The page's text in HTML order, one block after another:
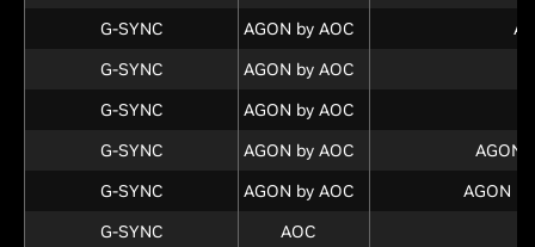
G-SYNC
AGON by AOC
G-SYNC
AGON by AOC
G-SYNC
AGON by AOC
G-SYNC
AGON by AOC
AGON
G-SYNC
AGON by AOC
AGON
G-SYNC
AOC